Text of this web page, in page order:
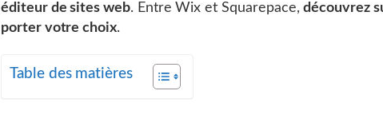
éditeur de sites web. Entre Wix et Squarepace,découvrez
porter votre choix.
Table des matières